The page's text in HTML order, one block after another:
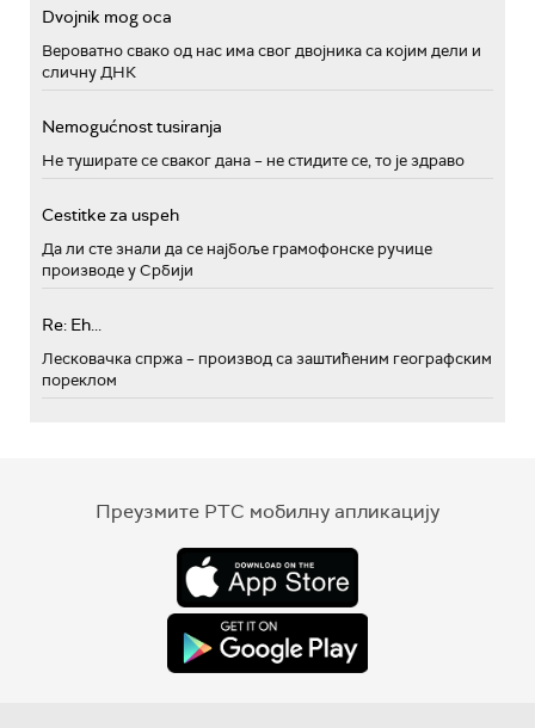
Dvojnik mog oca
Вероватно свако од нас има свог двојника са којим дели и
сличну ДНК
Nemogućnost tusiranja
Не туширате се сваког дана – не стидите се, то је здраво
Cestitke za uspeh
Да ли сте знали да се најбоље грамофонске ручице
производе у Србији
Re: Eh...
Лесковачка спржа – производ са заштићеним географским
пореклом
Преузмите РТС мобилну апликацију